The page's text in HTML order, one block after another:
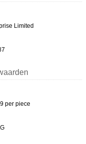
Limited
per piece